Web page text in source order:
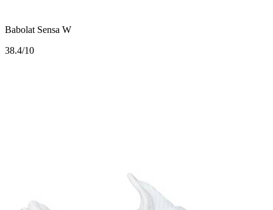
Babolat Sensa W
38.4/10